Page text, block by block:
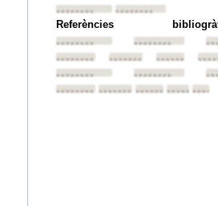
••••••••
••••••••
Referències
••••••••
••••••••
••••••••
•••••••• ••••••••
••••••••
••••••••
•••••••• ••••••••••••••••••••••••